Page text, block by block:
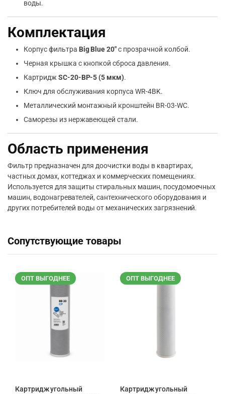
воды.
Комплектация
Корпус фильтра Big Blue 20″с прозрачной колбой.
Черная крышка с кнопкой сброса давления.
КартриджSC-20-BP-5 (5 мкм).
Ключ для обслуживания корпуса WR-4BK.
Металлический монтажный кронштейн BR-03-WC.
Саморезы из нержавеющей стали.
Область применения
Фильтр предназначен для доочистки воды в квартирах,
частных домах, коттеджах и коммерческих помещениях.
Используется для защиты стиральных машин, посудомоечных
машин, водонагревателей, сантехнического оборудования и
других потребителей воды от механических загрязнений.
Сопутствующие товары
ОПТ ВЫГОДНЕЕ
Картридж угольный
ОПТ ВЫГОДНЕЕ
Картридж угольный